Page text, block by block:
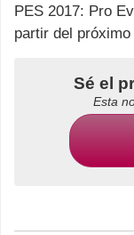
PES 2017: Pro
partir del
Sé el
Esta